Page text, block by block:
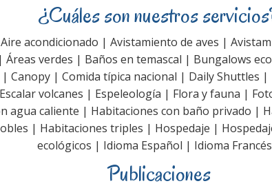
¿Cuáles son nuestros
acondicionado | Avistamiento de aves |
Áreas verdes | Baños en temascal | Bungalows
Canopy | Comida típica nacional | Daily Shuttles |
volcanes | Espeleología | Flora y fauna |
agua caliente | Habitaciones con baño privado |
| Habitaciones triples | Hospedaje |
ecológicos | Idioma Español | Idioma
Publicaciones